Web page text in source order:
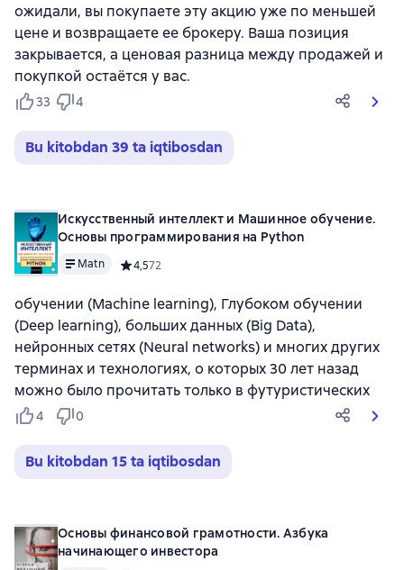
ожидали, вы покупаете эту акцию уже по меньшей
цене и возвращаете ее брокеру. Ваша позиция
закрывается, а ценовая разница между продажей и
покупкой остаётся у вас.
33 4
Bu kitobdan 39 ta iqtibosdan
Искусственный интеллект и Машинное обучение.
Основы программирования на Python
Matn Средний рейтинг 4,5 на основе 72 оценок
4,572
обучении (Machine learning), Глубоком обучении
(Deep learning), больших данных (Big Data),
нейронных сетях (Neural networks) и многих других
терминах и технологиях, о которых 30 лет назад
можно было прочитать только в футуристических
4 0
Bu kitobdan 15 ta iqtibosdan
Основы финансовой грамотности. Азбука
начинающего инвестора